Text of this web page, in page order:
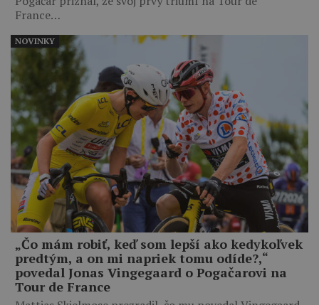
France…
„Čo mám robiť, keď som lepší ako kedykoľvek
predtým, a on mi napriek tomu odíde?,“
povedal Jonas Vingegaard o Pogačarovi na
Tour de France
NOVINKY